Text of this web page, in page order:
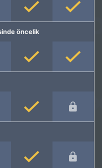
öncelik